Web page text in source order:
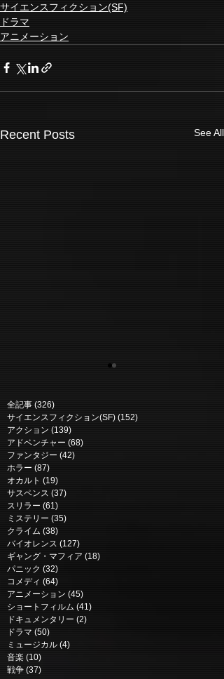
サイエンスフィクション(SF)
ドラマ
アニメーション
Recent Posts See All
機動警察パトレイバー2
the Movie | Patlabor 2
The Movie (1993)
全記事 (326)
サイエンスフィクション(SF) (152)
アクション (139)
アドベンチャー (68)
ファンタジー (42)
ホラー (87)
オカルト (19)
サスペンス (37)
スリラー (61)
ミステリー (35)
クライム (38)
バイオレンス (127)
ギャング・マフィア (18)
パニック (32)
コメディ (64)
アニメーション (45)
ショートフィルム (41)
ドキュメンタリー (2)
ドラマ (50)
ミュージカル (4)
音楽 (10)
戦争 (37)